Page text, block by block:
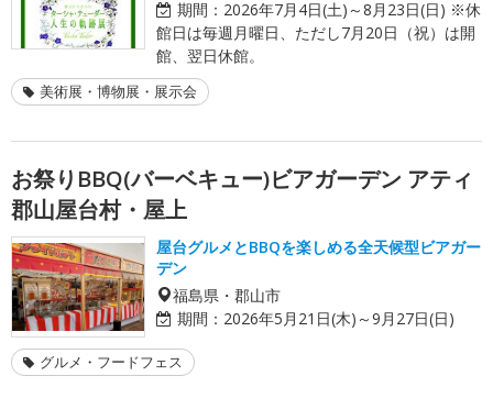
期間： 2026年7月4日(土)～8月23日(日) ※休
館日は毎週月曜日、ただし7月20日（祝）は開
館、翌日休館。
美術展・博物展・展示会
お祭りBBQ(バーベキュー)ビアガーデン アティ
郡山屋台村・屋上
屋台グルメとBBQを楽しめる全天候型ビアガー
デン
福島県・郡山市
期間： 2026年5月21日(木)～9月27日(日)
グルメ・フードフェス